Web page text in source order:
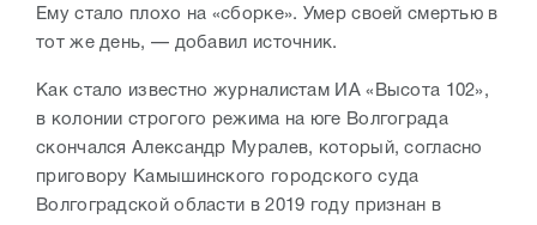
Ему стало плохо на «сборке». Умер своей смертью в
тот же день, — добавил источник.
Как стало известно журналистам ИА «Высота 102»,
в колонии строгого режима на юге Волгограда
скончался Александр Муралев, который, согласно
приговору Камышинского городского суда
Волгоградской области в 2019 году признан в